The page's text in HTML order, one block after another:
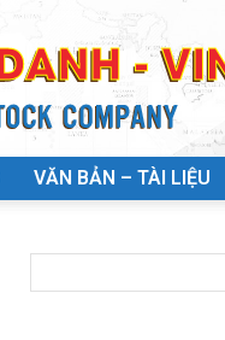
VĂN BẢN – TÀI LIỆU